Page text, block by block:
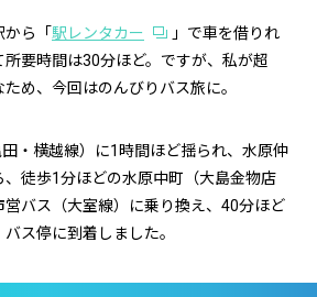
ら「 駅レンタカー
」で車を借りれ
要時間は30分ほど。ですが、私が超
め、今回はのんびりバス旅に。
・横越線）に1時間ほど揺られ、水原仲
、徒歩1分ほどの水原中町（大島金物店
営バス（大室線）に乗り換え、40分ほど
ス停に到着しました。